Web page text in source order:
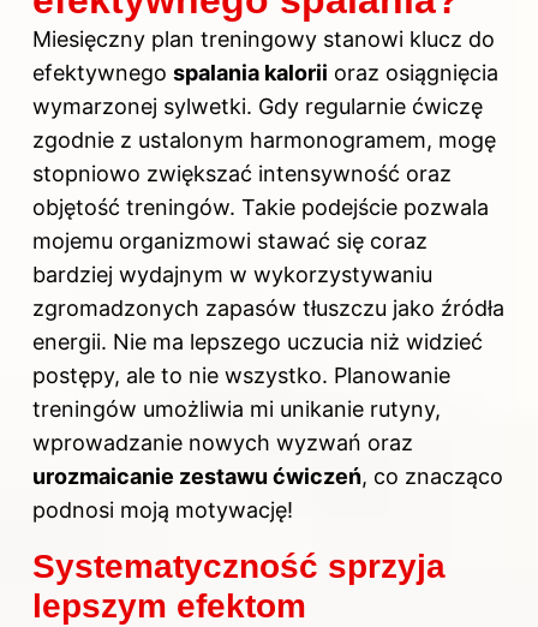
Miesięczny plan treningowy stanowi klucz do
efektywnego spalania kalorii oraz osiągnięcia
wymarzonej sylwetki. Gdy regularnie ćwiczę
zgodnie z ustalonym harmonogramem, mogę
stopniowo zwiększać intensywność oraz
objętość treningów. Takie podejście pozwala
mojemu organizmowi stawać się coraz
bardziej wydajnym w wykorzystywaniu
zgromadzonych zapasów tłuszczu jako źródła
energii. Nie ma lepszego uczucia niż widzieć
postępy, ale to nie wszystko. Planowanie
treningów umożliwia mi unikanie rutyny,
wprowadzanie nowych wyzwań oraz
urozmaicanie zestawu ćwiczeń, co znacząco
podnosi moją motywację!
Systematyczność sprzyja
lepszym efektom